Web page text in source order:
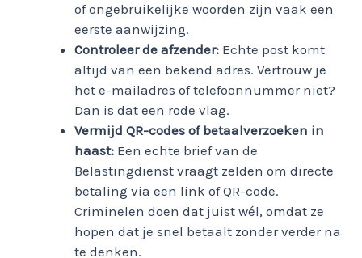
of ongebruikelijke woorden zijn vaak een
eerste aanwijzing.
Controleer de afzender: Echte post komt
altijd van een bekend adres. Vertrouw je
het e-mailadres of telefoonnummer niet?
Dan is dat een rode vlag.
Vermijd QR-codes of betaalverzoeken in
haast: Een echte brief van de
Belastingdienst vraagt zelden om directe
betaling via een link of QR-code.
Criminelen doen dat juist wél, omdat ze
hopen dat je snel betaalt zonder verder na
te denken.